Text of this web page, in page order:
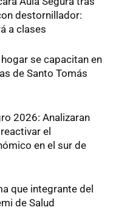
destornillador:
a clases
se capacitan en
de Santo Tomás
2026: Analizaran
el
en el sur de
que integrante del
de Salud